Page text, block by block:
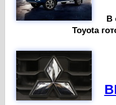
В
Toyota